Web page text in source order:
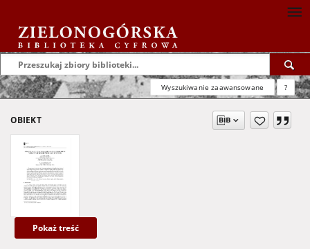
Wyszukiwanie zaawansowane ?
OBIEKT
Pokaż treść